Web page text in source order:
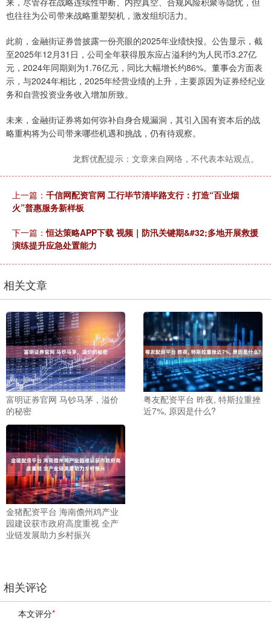
也往往为公司带来战略重塑契机，激发组织活力。
此前，金融街证券曾披露一份亮眼的2025年业绩快报。公告显示，截
至2025年12月31日，公司全年获得股东应占溢利约为人民币3.27亿
元，2024年同期则为1.76亿元，同比大幅增长约86%。董事会方面表
示，与2024年相比，2025年经营业绩的上升，主要原因为证券经纪业
务和自营投资业务收入增加所致。
未来，金融街证券将如何弥补自身合规漏洞，其引入国有资本后的战
略重构将为公司带来哪些机遇和挑战，仍有待观察。
龙辉优配提示：文章来自网络，不代表本站观点。
上一篇： 千信网配资官网 工行毕节清毕路支行：打造“百业烟
火”普惠服务新样板
下一篇：恒达策略APP下载 视频｜防汛关键期&#32;多地开展救援
演练提升应急处置能力
相关文章
富明证券官网 马钞马茅，溢价
的秘密
粤友配资平台 昨夜, 特斯拉重挫
近7%, 原因是什么?
金猪配资平台 海南儋州鸡产业
园建设获市政府高度重视 全产
业链发展助力乡村振兴
相关评论
本文评分*